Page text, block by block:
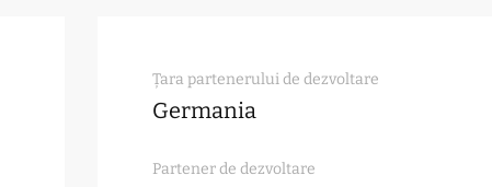
Țara partenerului de dezvoltare
Germania
Partener de dezvoltare